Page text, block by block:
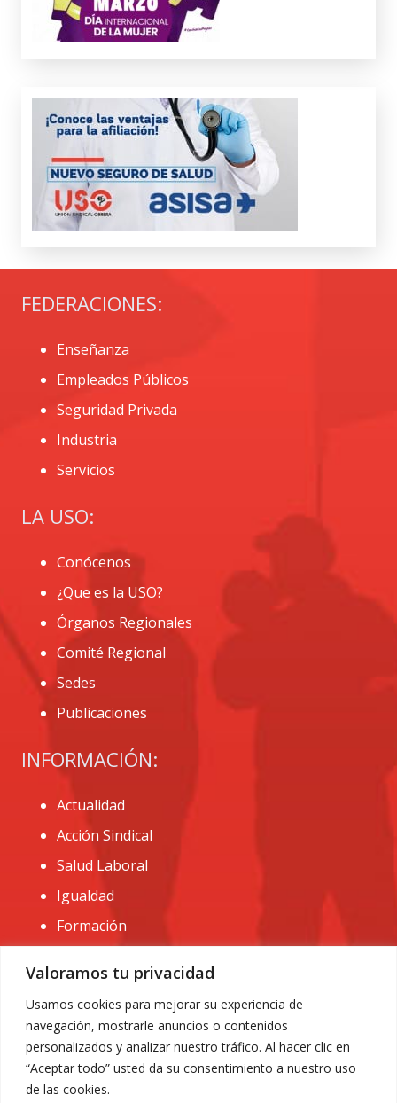
Valoramos tu privacidad
Usamos cookies para mejorar su experiencia de
navegación, mostrarle anuncios o contenidos
personalizados y analizar nuestro tráfico. Al hacer clic en
“Aceptar todo” usted da su consentimiento a nuestro uso
de las cookies.
FEDERACIONES:
Enseñanza
Empleados Públicos
Seguridad Privada
Industria
Servicios
LA USO:
Conócenos
¿Que es la USO?
Órganos Regionales
Comité Regional
Sedes
Publicaciones
INFORMACIÓN:
Actualidad
Acción Sindical
Salud Laboral
Igualdad
Formación
CONTACTO:
administracion@usomurcia.org
968 25 01 20
C/ Huerto de las bombas nº6. 30009 Murcia